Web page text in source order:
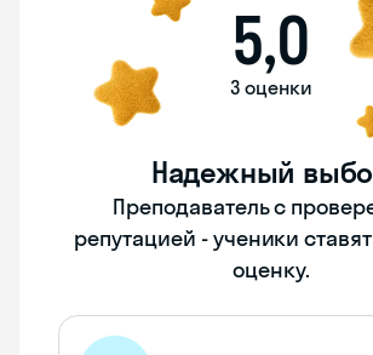
5,0
3 оценки
Надежный
Преподаватель с
репутацией - ученики
оценку.